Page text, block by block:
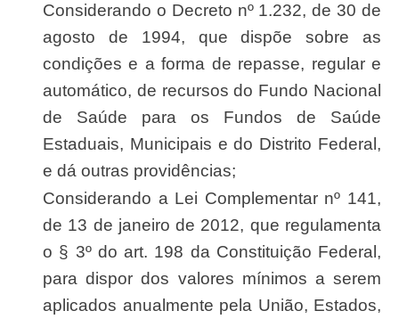
Considerando o Decreto nº 1.232, de 30 de
agosto de 1994, que dispõe sobre as
condições e a forma de repasse, regular e
automático, de recursos do Fundo Nacional
de Saúde para os Fundos de Saúde
Estaduais, Municipais e do Distrito Federal,
e dá outras providências;
Considerando a Lei Complementar nº 141,
de 13 de janeiro de 2012, que regulamenta
o § 3º do art. 198 da Constituição Federal,
para dispor dos valores mínimos a serem
aplicados anualmente pela União, Estados,